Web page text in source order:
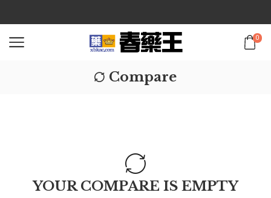
0
Compare
YOUR COMPARE IS EMPTY